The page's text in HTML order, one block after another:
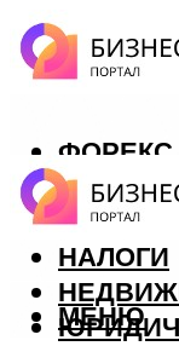
ФОРЕКС
КРЕДИТЫ
НАЛОГИ
МЕНЮ